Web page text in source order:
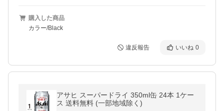
購入した商品
カラー/Black
違反報告 いいね 0
アサヒ スーパードライ 350ml缶 24本 1ケー
ス 送料無料 (一部地域除く)